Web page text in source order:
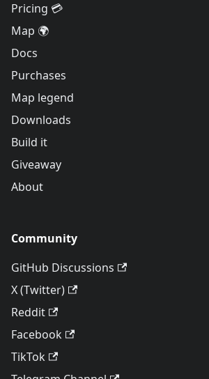
Pricing 💳
Map 🌍
Docs
Purchases
Map legend
Downloads
Build it
Giveaway
About
Community
GitHub Discussions
X (Twitter)
Reddit
Facebook
TikTok